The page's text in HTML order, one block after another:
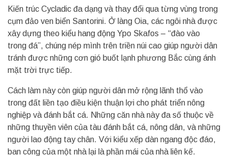
Kiến trúc Cycladic đa dạng và thay đổi qua từng vùng trong
cụm đảo ven biển Santorini. Ở làng Oia, các ngôi nhà được
xây dựng theo kiểu hang động Ypo Skafos – “đào vào
trong đá”, chúng nép mình trên triền núi cao giúp người dân
tránh được những cơn gió buốt lạnh phương Bắc cùng ánh
mặt trời trực tiếp.
Cách làm này còn giúp người dân mở rộng lãnh thổ vào
trong đất liền tạo điều kiện thuận lợi cho phát triển nông
nghiệp và đánh bắt cá. Những căn nhà này đa số thuộc về
những thuyền viên của tàu đánh bắt cá, nông dân, và những
người lao động tay chân. Với kiểu xếp dàn ngang độc đáo,
ban công của một nhà lại là phần mái của nhà liên kế.